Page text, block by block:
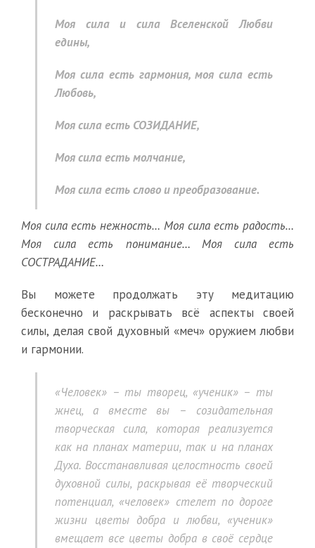
Моя сила и сила Вселенской Любви
едины,
Моя сила есть гармония, моя сила есть
Любовь,
Моя сила есть СОЗИДАНИЕ,
Моя сила есть молчание,
Моя сила есть слово и преобразование.
Моя сила есть нежность… Моя сила есть радость…
Моя сила есть понимание… Моя сила есть
СОСТРАДАНИЕ…
Вы можете продолжать эту медитацию
бесконечно и раскрывать всё аспекты своей
силы, делая свой духовный «меч» оружием любви
и гармонии.
«Человек» – ты творец, «ученик» – ты
жнец, а вместе вы – созидательная
творческая сила, которая реализуется
как на планах материи, так и на планах
Духа. Восстанавливая целостность своей
духовной силы, раскрывая её творческий
потенциал, «человек» стелет по дороге
жизни цветы добра и любви, «ученик»
вмещает все цветы добра в своё сердце